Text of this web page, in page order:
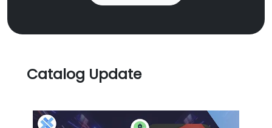
Catalog Update